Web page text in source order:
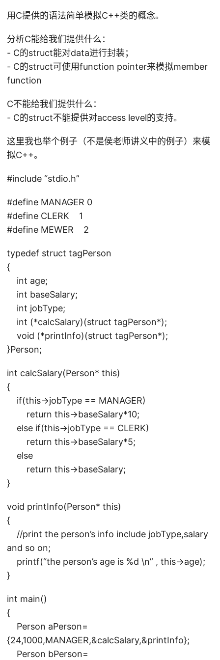
用C提供的语法简单模拟C++类的概念。
分析C能给我们提供什么：
- C的struct能对data进行封装；
- C的struct可使用function pointer来模拟member
function
C不能给我们提供什么：
- C的struct不能提供对access level的支持。
这里我也举个例子（不是侯老师讲义中的例子）来模
拟C++。
#include “stdio.h”
#define MANAGER 0
#define CLERK 1
#define MEWER 2
typedef struct tagPerson
{
int age;
int baseSalary;
int jobType;
int (*calcSalary)(struct tagPerson*);
void (*printInfo)(struct tagPerson*);
}Person;
int calcSalary(Person* this)
{
if(this->jobType == MANAGER)
return this->baseSalary*10;
else if(this->jobType == CLERK)
return this->baseSalary*5;
else
return this->baseSalary;
}
void printInfo(Person* this)
{
//print the person’s info include jobType,salary
and so on;
printf(“the person’s age is %d \n” , this->age);
}
int main()
{
Person aPerson=
{24,1000,MANAGER,&calcSalary,&printInfo};
Person bPerson=